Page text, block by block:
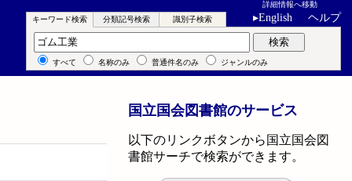
詳細情報へ移動
▸English ヘルプ
キーワード検索 分類記号検索 識別子検索
キーワード検索 検索
すべて 名称のみ 普通件名のみ ジャンルのみ
国立国会図書館のサービス
以下のリンクボタンから国立国会図
書館サーチで検索ができます。